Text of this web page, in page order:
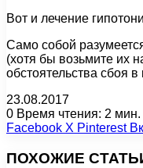
Вот и лечение
Само собой
(хотя бы возьмите их
обстоятельства сбоя
23.08.2017
0 Время чтения: 2 мин.
Facebook X Pinterest
ПОХОЖИЕ